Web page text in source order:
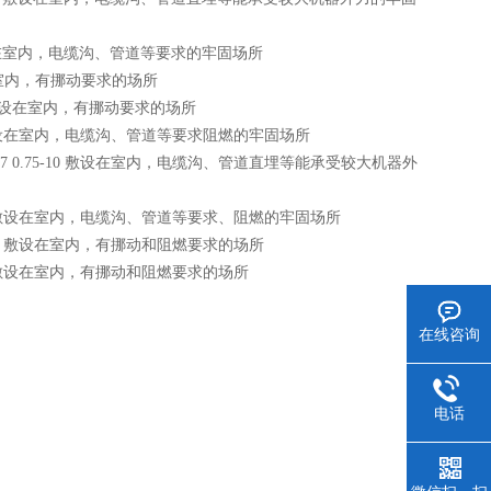
内，电缆沟、管道等要求的牢固场所
，有挪动要求的场所
在室内，有挪动要求的场所
室内，电缆沟、管道等要求阻燃的牢固场所
10 敷设在室内，电缆沟、管道直埋等能承受较大机器外
在室内，电缆沟、管道等要求、阻燃的牢固场所
设在室内，有挪动和阻燃要求的场所
在室内，有挪动和阻燃要求的场所
在线咨询
电话